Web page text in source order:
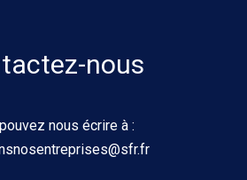
nous
nous écrire à :